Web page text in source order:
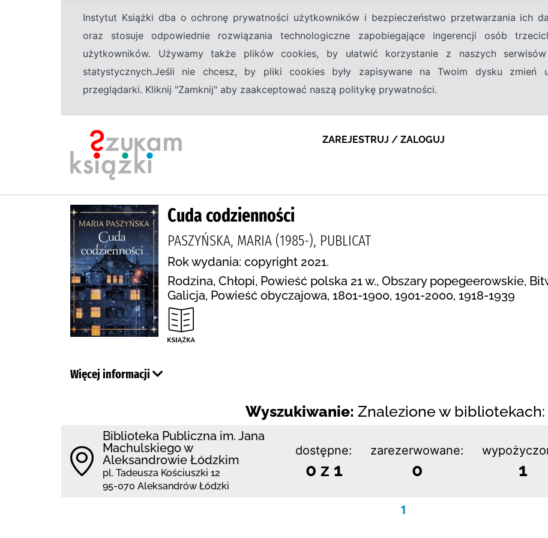
Instytut Książki dba o ochronę prywatności użytkowników i bezpieczeństwo przetwarzania ich
oraz stosuje odpowiednie rozwiązania technologiczne zapobiegające ingerencji osób
użytkowników. Używamy także plików cookies, by ułatwić korzystanie z naszych
statystycznych.Jeśli nie chcesz, by pliki cookies były zapisywane na Twoim dysku zmień
przeglądarki. Kliknij "Zamknij" aby zaakceptować naszą politykę prywatności.
ZAREJESTRUJ / ZALOGUJ
Cuda codzienności
PASZYŃSKA, MARIA (1985-), PUBLICAT
Rok wydania: copyright 2021.
Rodzina, Chłopi, Powieść polska 21 w., Obszary popegeerowskie,
Galicja, Powieść obyczajowa, 1801-1900, 1901-2000, 1918-1939
Więcej informacji
Wyszukiwanie: Znalezione w bibliotekach:
Biblioteka Publiczna im. Jana
Machulskiego w
Aleksandrowie Łódzkim
pl. Tadeusza Kościuszki 12
95-070 Aleksandrów Łódzki
dostępne:
0 z 1
zarezerwowane:
0 1
1